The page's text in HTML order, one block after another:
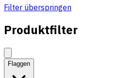
Filter überspringen
Produktfilter
Flaggen